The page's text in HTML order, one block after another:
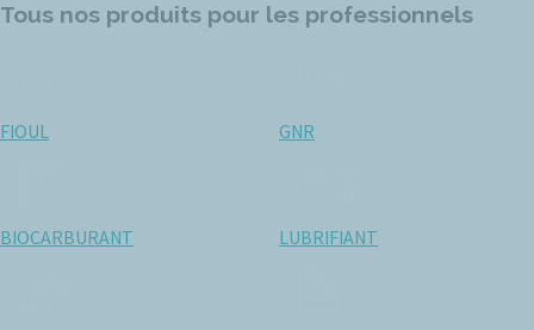
Tous nos produits pour les professionnels
FIOUL GNR
BIOCARBURANT LUBRIFIANT